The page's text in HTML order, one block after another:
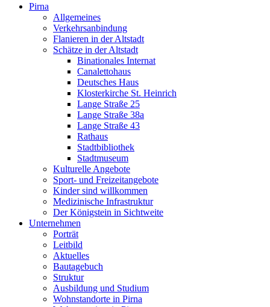
Pirna
Allgemeines
Verkehrsanbindung
Flanieren in der Altstadt
Schätze in der Altstadt
Binationales Internat
Canalettohaus
Deutsches Haus
Klosterkirche St. Heinrich
Lange Straße 25
Lange Straße 38a
Lange Straße 43
Rathaus
Stadtbibliothek
Stadtmuseum
Kulturelle Angebote
Sport- und Freizeitangebote
Kinder sind willkommen
Medizinische Infrastruktur
Der Königstein in Sichtweite
Unternehmen
Porträt
Leitbild
Aktuelles
Bautagebuch
Struktur
Ausbildung und Studium
Wohnstandorte in Pirna